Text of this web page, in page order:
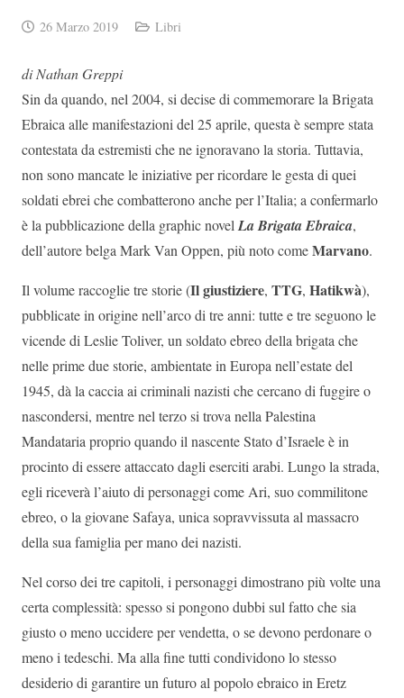
26 Marzo 2019 Libri
di Nathan Greppi
Sin da quando, nel 2004, si decise di commemorare la Brigata
Ebraica alle manifestazioni del 25 aprile, questa è sempre stata
contestata da estremisti che ne ignoravano la storia. Tuttavia,
non sono mancate le iniziative per ricordare le gesta di quei
soldati ebrei che combatterono anche per l’Italia; a confermarlo
è la pubblicazione della graphic novelLa Brigata Ebraica,
dell’autore belga Mark Van Oppen, più noto comeMarvano.
Il volume raccoglie tre storie (Il giustiziere, TTG, Hatikwà),
pubblicate in origine nell’arco di tre anni: tutte e tre seguono le
vicende di Leslie Toliver, un soldato ebreo della brigata che
nelle prime due storie, ambientate in Europa nell’estate del
1945, dà la caccia ai criminali nazisti che cercano di fuggire o
nascondersi, mentre nel terzo si trova nella Palestina
Mandataria proprio quando il nascente Stato d’Israele è in
procinto di essere attaccato dagli eserciti arabi. Lungo la strada,
egli riceverà l’aiuto di personaggi come Ari, suo commilitone
ebreo, o la giovane Safaya, unica sopravvissuta al massacro
della sua famiglia per mano dei nazisti.
Nel corso dei tre capitoli, i personaggi dimostrano più volte una
certa complessità: spesso si pongono dubbi sul fatto che sia
giusto o meno uccidere per vendetta, o se devono perdonare o
meno i tedeschi. Ma alla fine tutti condividono lo stesso
desiderio di garantire un futuro al popolo ebraico in Eretz